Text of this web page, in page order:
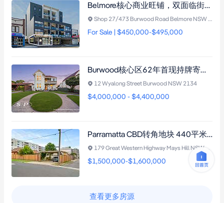
Belmore核心商业旺铺，双面临街87平米带车位，年租金$42,081澳元，尽享交通导向开发计划增值潜力
Shop 27/473 Burwood Road Belmore NSW 2192
For Sale | $450,000-$495,000
Burwood核心区62年首现持牌寄宿公寓，11套独立租赁+姻亲房，年收益潜力26.5万澳元
12 Wyalong Street Burwood NSW 2134
$4,000,000 - $4,400,000
Parramatta CBD转角地块 440平米开发潜力需市政厅批准 三面临街 E3规划 近Westmead医院商圈
179 Great Western Highway Mays Hill NSW 2145
$1,500,000-$1,600,000
查看更多房源